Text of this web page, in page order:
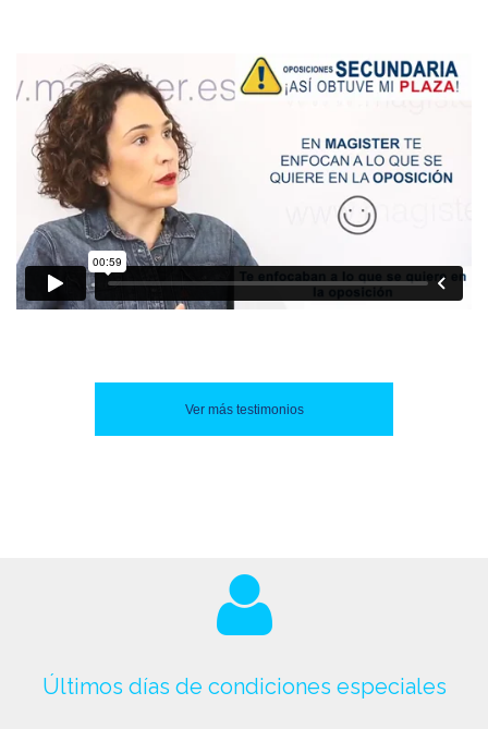
Ver más testimonios
Últimos días de condiciones especiales